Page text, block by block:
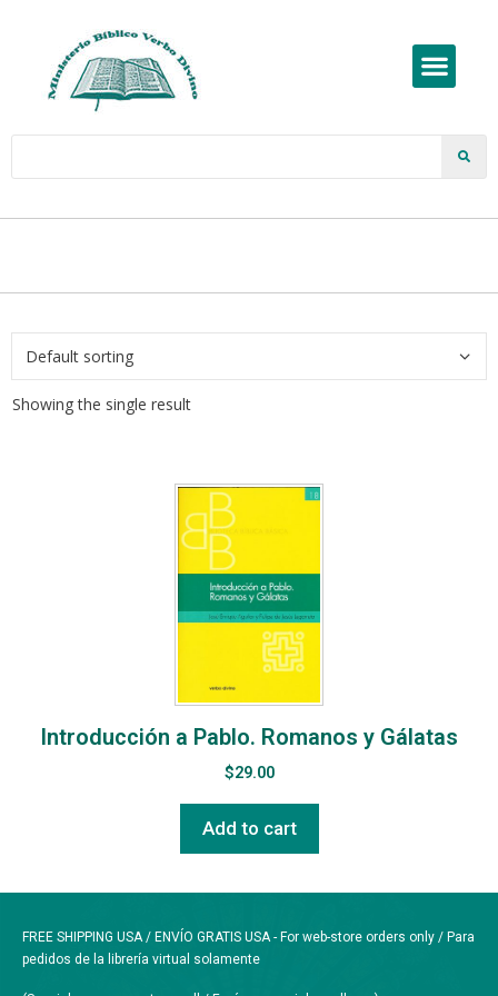
Showing the single result
Introducción a Pablo. Romanos y Gálatas
$29.00
Add to cart
FREE SHIPPING USA / ENVÍO GRATIS USA - For web-store orders only / Para
pedidos de la librería virtual solamente